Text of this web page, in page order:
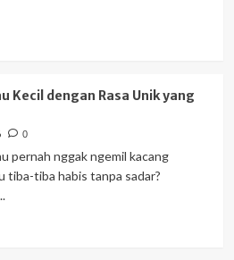
Kecil dengan Rasa Unik yang
0
pernah nggak ngemil kacang
tiba-tiba habis tanpa sadar?